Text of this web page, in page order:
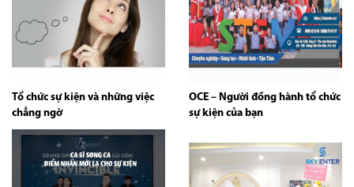
Tổ chức sự kiện và những việc
chẳng ngờ
OCE – Người đồng hành tổ chức
sự kiện của bạn